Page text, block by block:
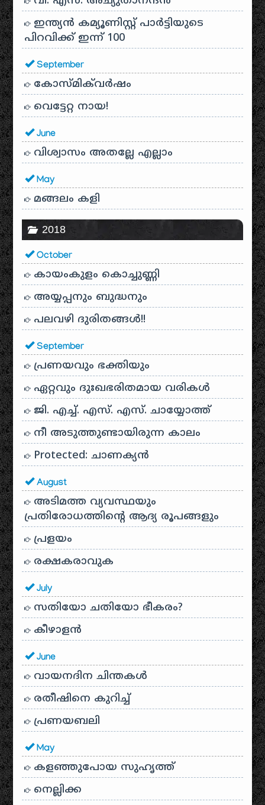
ഇന്ത്യൻ കമ്യൂണിസ്റ്റ് പാർട്ടിയുടെ
പിറവിക്ക് ഇന്ന് 100
September
കോസ്മിക്‌വർഷം
വെട്ടേറ്റ നായ!
June
വിശ്വാസം അതല്ലേ എല്ലാം
May
മങ്ങലം കളി
2018
October
കായം‌കുളം കൊച്ചുണ്ണി
അയ്യപ്പനും ബുദ്ധനും
പലവഴി ദുരിതങ്ങൾ!!
September
പ്രണയവും ഭക്തിയും
ഏറ്റവും ദുഃഖഭരിതമായ വരികൾ
ജി. എച്ച്. എസ്. എസ്. ചായ്യോത്ത്
നീ അടുത്തുണ്ടായിരുന്ന കാലം
Protected: ചാണക്യന്‍
August
അടിമത്ത വ്യവസ്ഥയും
പ്രതിരോധത്തിന്റെ ആദ്യ രൂപങ്ങളും
പ്രളയം
രക്ഷകരാവുക
July
സതിയോ ചതിയോ ഭീകരം?
കീഴാളന്‍
June
വായനദിന ചിന്തകൾ
രതീഷിനെ കുറിച്ച്
പ്രണയബലി
May
കളഞ്ഞുപോയ സുഹൃത്ത്
നെല്ലിക്ക